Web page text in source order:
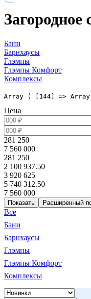
Загородное
Бани
Барнхаусы
Глэмпы
Глэмпы Комфорт
Комплексы
Array ( [144] => Array (
Цена
281 250
7 560 000
281 250
2 100 937.50
3 920 625
5 740 312.50
7 560 000
Расширенный
Все
Бани
Барнхаусы
Глэмпы
Глэмпы Комфорт
Комплексы